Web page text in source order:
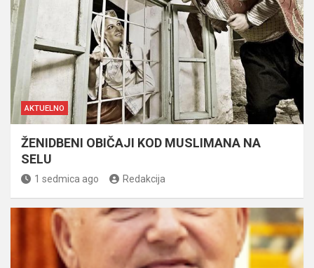
AKTUELNO
ŽENIDBENI OBIČAJI KOD MUSLIMANA NA
SELU
1 sedmica ago Redakcija